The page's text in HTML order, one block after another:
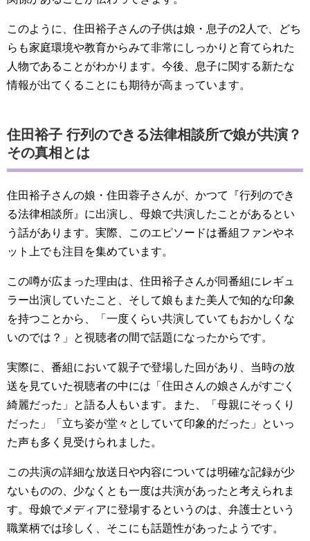
このように、住田裕子さんの子供は娘・息子の2人で、どち
らも家庭環境や教育からみて非常にしっかりと育てられた
人物であることがわかります。今後、息子に関する新たな
情報が出てくることにも期待が高まっています。
住田裕子 行列のできる法律相談所で娘が共演？
その真相とは
住田裕子さんの娘・住田蓉子さんが、かつて『行列のでき
る法律相談所』に出演し、母娘で共演したことがあるとい
う話があります。実際、このエピソードは番組ファンやネ
ット上でも注目を集めています。
この噂が広まった理由は、住田裕子さんが同番組にレギュ
ラー出演していたこと、そして娘もまた美人で知的な印象
を持つことから、「一度くらい共演していてもおかしくな
いのでは？」と視聴者の間で話題になったからです。
実際に、番組において親子で登場した回があり、当時の放
送を見ていた視聴者の中には「住田さんの娘さんがすごく
綺麗だった」と語る人もいます。また、「母親にそっくり
だった」「立ち姿が堂々としていて印象的だった」といっ
た声も多く見受けられました。
この共演の詳細な放送日や内容については明確な記録が少
ないものの、少なくとも一度は共演があったと考えられま
す。母娘でメディアに登場するというのは、弁護士という
職業柄では珍しく、そこにも話題性があったようです。